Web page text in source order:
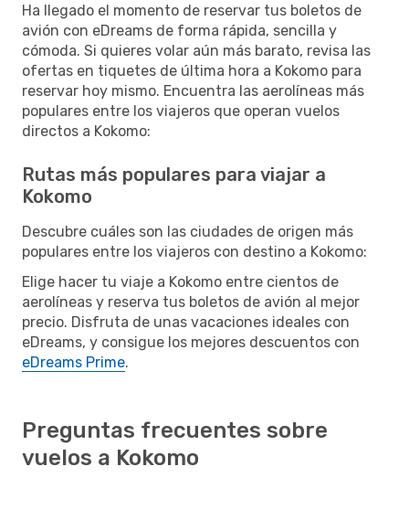
Ha llegado el momento de reservar tus boletos de
avión con eDreams de forma rápida, sencilla y
cómoda. Si quieres volar aún más barato, revisa las
ofertas en tiquetes de última hora a Kokomo para
reservar hoy mismo. Encuentra las aerolíneas más
populares entre los viajeros que operan vuelos
directos a Kokomo:
Rutas más populares para viajar a
Kokomo
Descubre cuáles son las ciudades de origen más
populares entre los viajeros con destino a Kokomo:
Elige hacer tu viaje a Kokomo entre cientos de
aerolíneas y reserva tus boletos de avión al mejor
precio. Disfruta de unas vacaciones ideales con
eDreams, y consigue los mejores descuentos con
eDreams Prime.
Preguntas frecuentes sobre
vuelos a Kokomo